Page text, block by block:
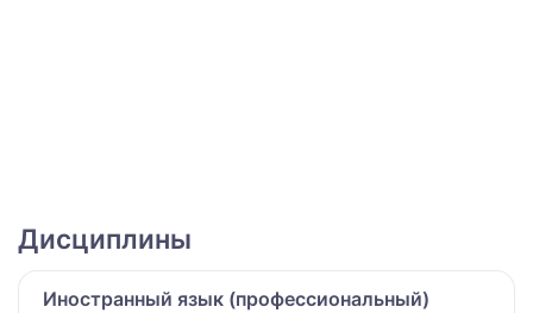
Дисциплины
Иностранный язык (профессиональный)